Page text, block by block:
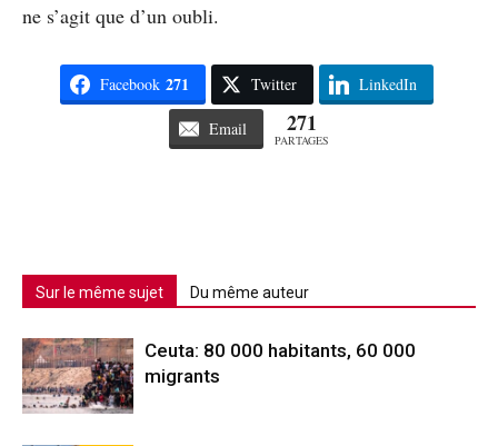
ne s’agit que d’un oubli.
Facebook 271 Twitter LinkedIn
Email 271
PARTAGES
Sur le même sujet Du même auteur
Ceuta: 80 000 habitants, 60 000
migrants